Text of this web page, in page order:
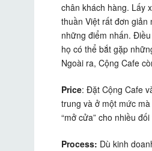
chân khách hàng. Lấy
thuần Việt rất đơn
những điểm nhấn.
họ có thể bắt gặp
Ngoài ra, Cộng Cafe
Price: Đặt Cộng Cafe
trung và ở một mức
“mở cửa” cho nhiều
Process: Dù kinh